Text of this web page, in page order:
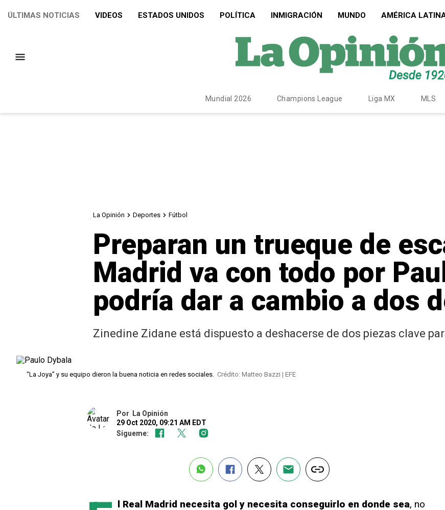
ÚLTIMAS NOTICIAS VIDEOS ESTADOS UNIDOS POLÍTICA INMIGRACIÓN MUNDO AMÉRICA
Mundial 2026 Champions League Liga MX MLS
La Opinión Deportes Fútbol
Preparan un trueque de
Madrid va con todo por
podría dar a cambio a dos
Zinedine Zidane está dispuesto a deshacerse de dos piezas clave
“La Joya” y su equipo dieron la buena noticia en redes sociales. Crédito: Matteo Bazzi | EFE
Por
La Opinión
29 Oct 2020, 09:21 AM EDT
Sígueme:
l Real Madrid necesita gol y necesita conseguirlo en donde sea, no